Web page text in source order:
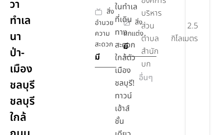
วา
ทำเล
นา
ป่า-
เมือง
ชลบุรี
ชลบุรี
ใกล้
สิ่ง
อำนวย
ความ
สะดวก
มี
สิ่ง
ตกแต่ง
มี
ในทำเล
ที่เดิน
ทาง
สะดวก
ใกล้ตัว
เมือง
ชลบุรี!
ทาวน์
เฮ้าส์
ชั้น
บริหาร
ส่วน
ตำบล
สำนัก
บก
2.5
กิโลเมตร
อื่นๆ